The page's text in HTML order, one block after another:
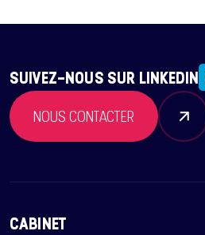
SUIVEZ-NOUS SUR LINKEDIN
NOUS CONTACTER
CABINET